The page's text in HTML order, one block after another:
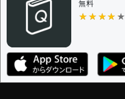
無料
★★★★★
★★★★★